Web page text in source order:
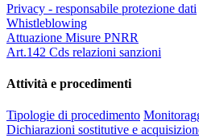
Privacy - responsabile protezione dati
Whistleblowing
Attuazione Misure PNRR
Art.142 Cds relazioni sanzioni
Attività e procedimenti
Tipologie di procedimento
Dichiarazioni sostitutive e